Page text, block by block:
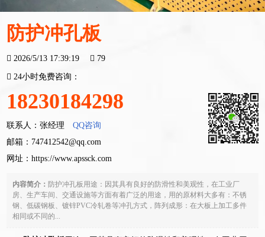
防护冲孔板
2026/5/13 17:39:19 79
24小时免费咨询：
18230184298
联系人：张经理
QQ咨询
邮箱：747412542@qq.com
网址：https://www.apssck.com
内容简介： 防护冲孔板用途：因其具有良好的防滑性和美观性，在工业厂
房、生产车间、交通设施等方面有着广泛的用途，用的原材料大多有：不锈
钢、低碳钢板、镀锌PVC冷轧卷等冲孔方式，阵列成形：在大板上加工多件
相同或不同的...